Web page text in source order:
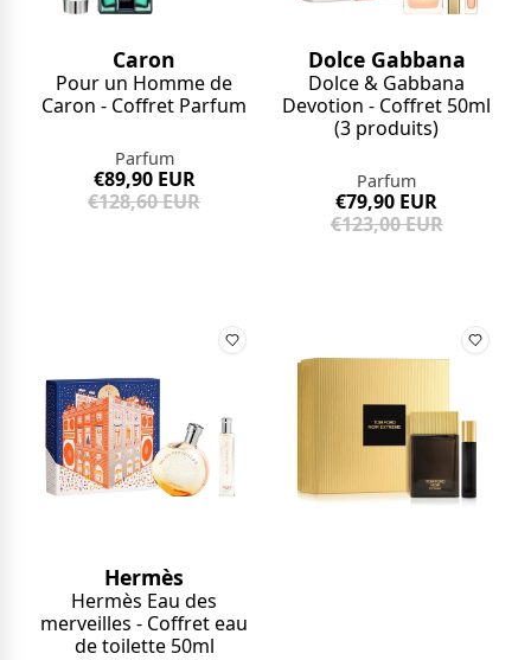
Caron
Pour un Homme de
Caron - Coffret Parfum
Parfum
€89,90 EUR
€128,60 EUR
Dolce Gabbana
Dolce & Gabbana
Devotion - Coffret 50ml
(3 produits)
Parfum
€79,90 EUR
€123,00 EUR
Hermès
Hermès Eau des
merveilles - Coffret eau
de toilette 50ml